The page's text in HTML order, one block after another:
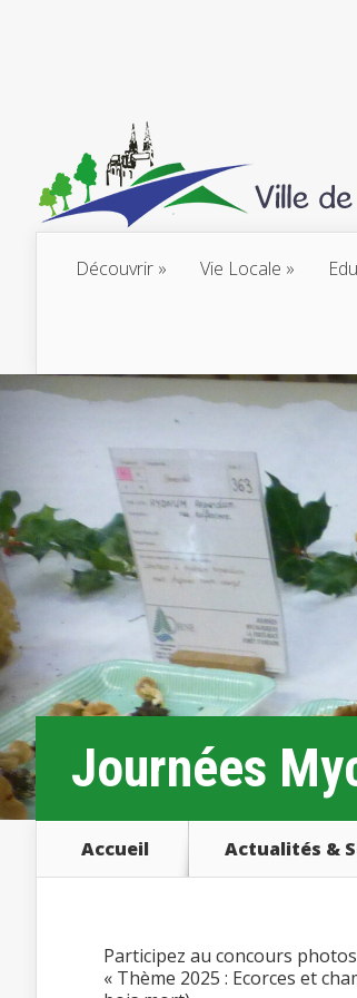
Découvrir Vie Locale
Journées
Accueil Actualités &
Participez au concours
« Thème 2025 : Ecorces et